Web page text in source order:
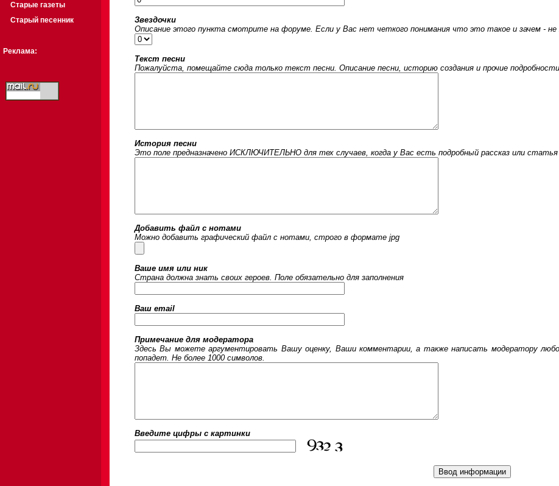
Старые газеты
Старый песенник
Реклама:
Звездочки
Описание этого пункта смотрите на форуме. Если у Вас нет четкого понимания что это такое и зачем -
Текст песни
Пожалуйста, помещайте сюда только текст песни. Описание песни, историю создания и прочие
История песни
Это поле предназначено ИСКЛЮЧИТЕЛЬНО для тех случаев, когда у Вас есть подробный рассказ или статья
Добавить файл с нотами
Можно добавить графический файл с нотами, строго в формате jpg
Ваше имя или ник
Страна должна знать своих героев. Поле обязательно для заполнения
Ваш email
Примечание для модератора
Здесь Вы можете аргументировать Вашу оценку, Ваши комментарии, а также написать модератору
попадет. Не более 1000 символов.
Введите цифры c картинки